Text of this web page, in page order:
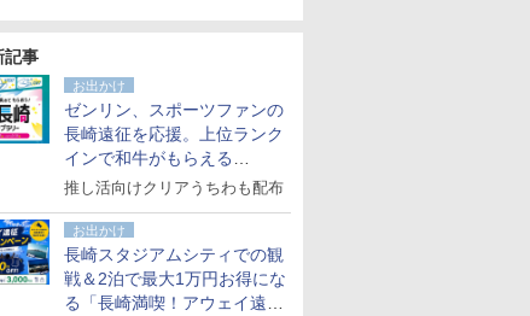
記事
お出かけ
ゼンリン、スポーツファンの
長崎遠征を応援。上位ランク
インで和牛がもらえる
「GO！GO！長崎スタンプラ
推し活向けクリアうちわも配布
お出かけ
長崎スタジアムシティでの観
戦＆2泊で最大1万円お得にな
る「長崎満喫！アウェイ遠征